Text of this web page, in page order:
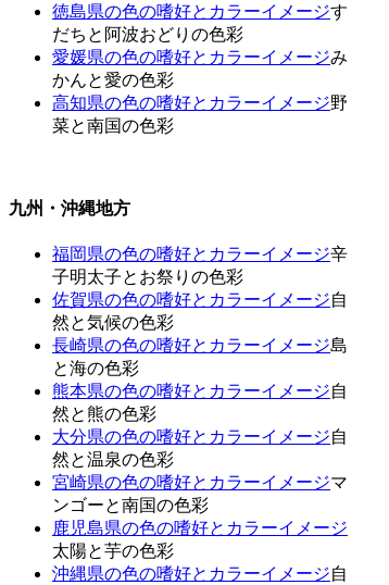
徳島県の色の嗜好とカラーイメージす
だちと阿波おどりの色彩
愛媛県の色の嗜好とカラーイメージみ
かんと愛の色彩
高知県の色の嗜好とカラーイメージ野
菜と南国の色彩
九州・沖縄地方
福岡県の色の嗜好とカラーイメージ辛
子明太子とお祭りの色彩
佐賀県の色の嗜好とカラーイメージ自
然と気候の色彩
長崎県の色の嗜好とカラーイメージ島
と海の色彩
熊本県の色の嗜好とカラーイメージ自
然と熊の色彩
大分県の色の嗜好とカラーイメージ自
然と温泉の色彩
宮崎県の色の嗜好とカラーイメージマ
ンゴーと南国の色彩
鹿児島県の色の嗜好とカラーイメージ
太陽と芋の色彩
沖縄県の色の嗜好とカラーイメージ自